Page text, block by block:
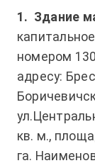
1. Здание
номером
адресу:
кв. м.,
га.